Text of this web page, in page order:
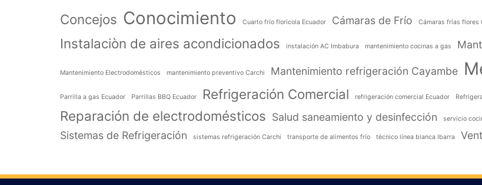
Concejos Conocimiento Cuarto frío florícola Ecuador Cámaras de Frío Cámaras frías flores
Instalaciòn de aires acondicionados instalación AC Imbabura mantenimiento cocinas a gas
Mantenimiento Electrodomésticos mantenimiento preventivo Carchi Mantenimiento refrigeración Cayambe
Parrilla a gas Ecuador Parrillas BBQ Ecuador Refrigeración Comercial refrigeración comercial Ecuador
Reparación de electrodomésticos Salud saneamiento y desinfección servicio
Sistemas de Refrigeración sistemas refrigeración Carchi transporte de alimentos frío técnico línea blanca Ibarra